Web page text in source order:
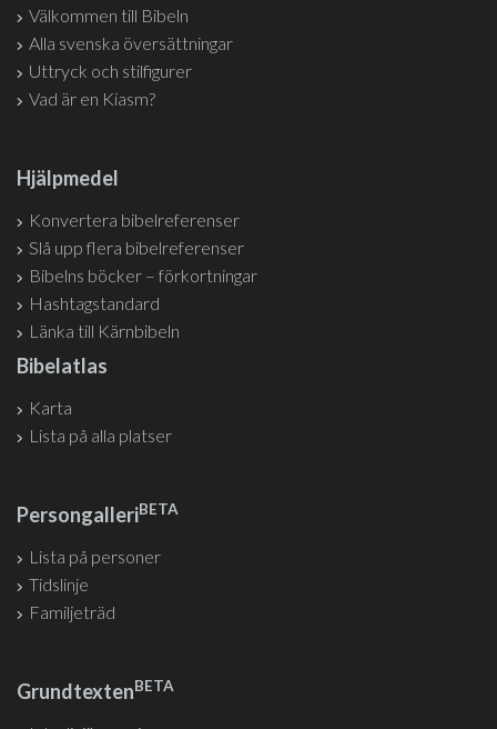
Välkommen till Bibeln
Alla svenska översättningar
Uttryck och stilfigurer
Vad är en Kiasm?
Hjälpmedel
Konvertera bibelreferenser
Slå upp flera bibelreferenser
Bibelns böcker – förkortningar
Hashtagstandard
Länka till Kärnbibeln
Bibelatlas
Karta
Lista på alla platser
PersongalleriBETA
Lista på personer
Tidslinje
Familjeträd
GrundtextenBETA